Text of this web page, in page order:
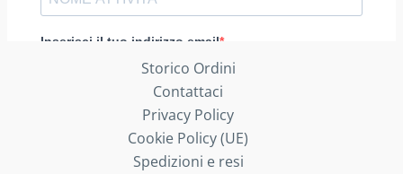
Storico Ordini
Contattaci
Privacy Policy
Cookie Policy (UE)
Spedizioni e resi